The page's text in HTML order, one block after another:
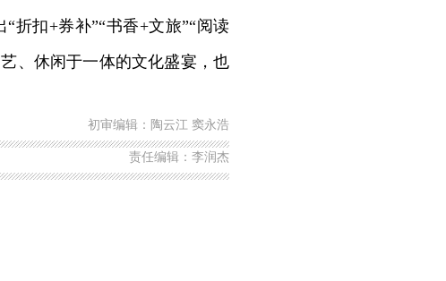
折扣+券补”“书香+文旅”“阅读
、休闲于一体的文化盛宴，也
初审编辑：陶云江 窦永浩
责任编辑：李润杰